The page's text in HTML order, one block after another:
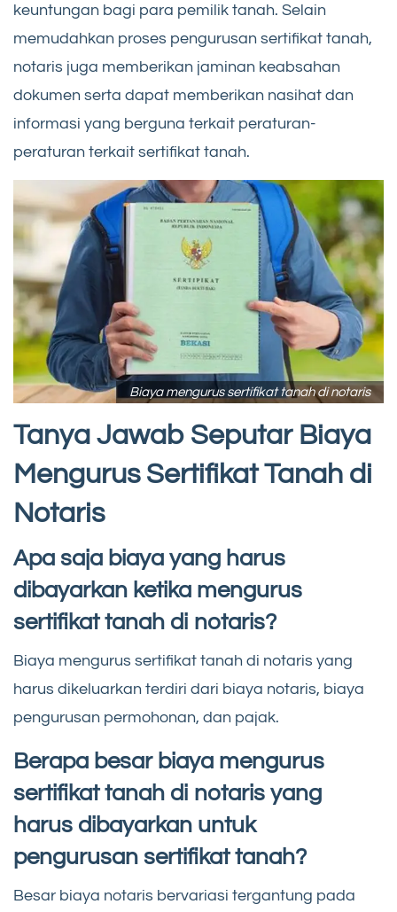
keuntungan bagi para pemilik tanah. Selain
memudahkan proses pengurusan sertifikat tanah,
notaris juga memberikan jaminan keabsahan
dokumen serta dapat memberikan nasihat dan
informasi yang berguna terkait peraturan-
peraturan terkait sertifikat tanah.
Biaya mengurus sertifikat tanah di notaris
Tanya Jawab Seputar Biaya
Mengurus Sertifikat Tanah di
Notaris
Apa saja biaya yang harus
dibayarkan ketika mengurus
sertifikat tanah di notaris?
Biaya mengurus sertifikat tanah di notaris yang
harus dikeluarkan terdiri dari biaya notaris, biaya
pengurusan permohonan, dan pajak.
Berapa besar biaya mengurus
sertifikat tanah di notaris yang
harus dibayarkan untuk
pengurusan sertifikat tanah?
Besar biaya notaris bervariasi tergantung pada